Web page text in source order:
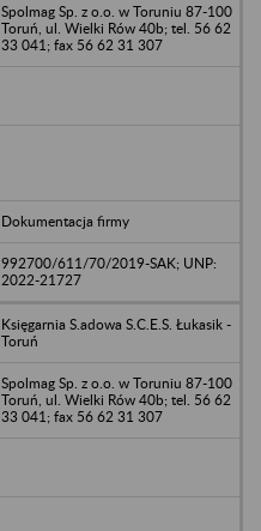
Spolmag Sp. z o.o. w Toruniu 87-100
Toruń, ul. Wielki Rów 40b; tel. 56 62
33 041; fax 56 62 31 307
Dokumentacja firmy
992700/611/70/2019-SAK; UNP:
2022-21727
Księgarnia S.adowa S.C.E.S. Łukasik -
Toruń
Spolmag Sp. z o.o. w Toruniu 87-100
Toruń, ul. Wielki Rów 40b; tel. 56 62
33 041; fax 56 62 31 307